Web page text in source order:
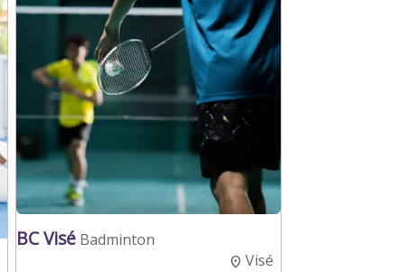
BC Visé Badminton
Visé